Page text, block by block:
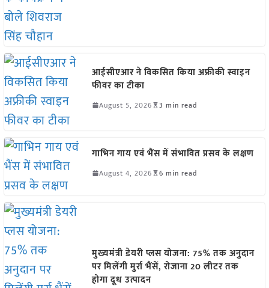
आईसीएआर ने विकसित किया अफ्रीकी स्वाइन
फीवर का टीका
August 5, 2026 3 min read
गाभिन गाय एवं भैंस में संभावित प्रसव के लक्षण
August 4, 2026 6 min read
मुख्यमंत्री डेयरी प्लस योजना: 75% तक अनुदान
पर मिलेंगी मुर्रा भैंसें, रोजाना 20 लीटर तक
होगा दूध उत्पादन